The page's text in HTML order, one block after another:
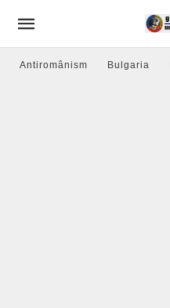
Antiromânism Bulgaria